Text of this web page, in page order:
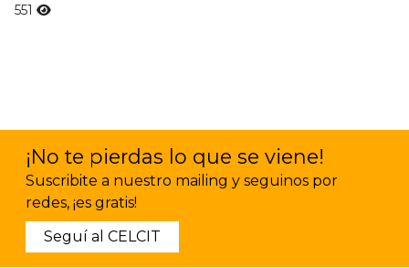
551
¡No te pierdas lo que se viene!
Suscribite a nuestro mailing y seguinos por
redes, ¡es gratis!
Seguí al CELCIT